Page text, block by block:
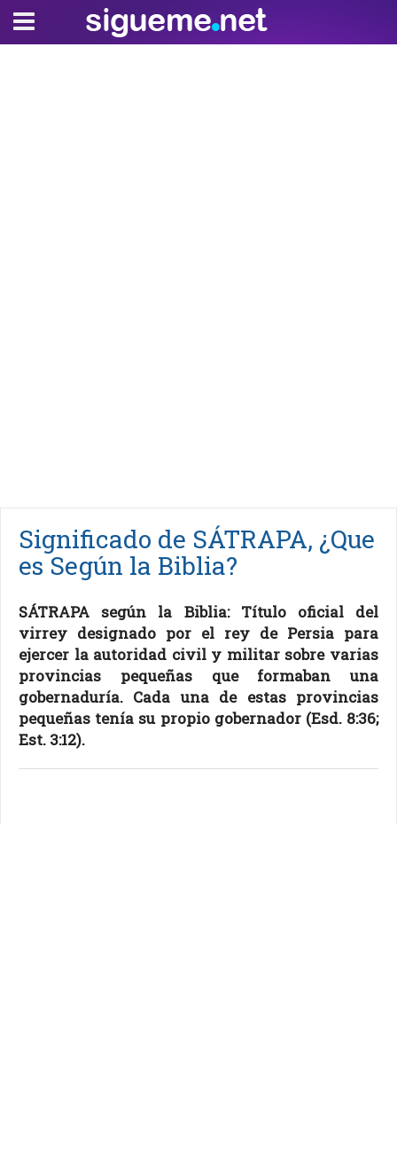
Significado de SÁTRAPA, ¿Que
es Según la Biblia?
SÁTRAPA según la Biblia: Título oficial del
virrey designado por el rey de Persia para
ejercer la autoridad civil y militar sobre varias
provincias pequeñas que formaban una
gobernaduría. Cada una de estas provincias
pequeñas tenía su propio gobernador (Esd. 8:36;
Est. 3:12).